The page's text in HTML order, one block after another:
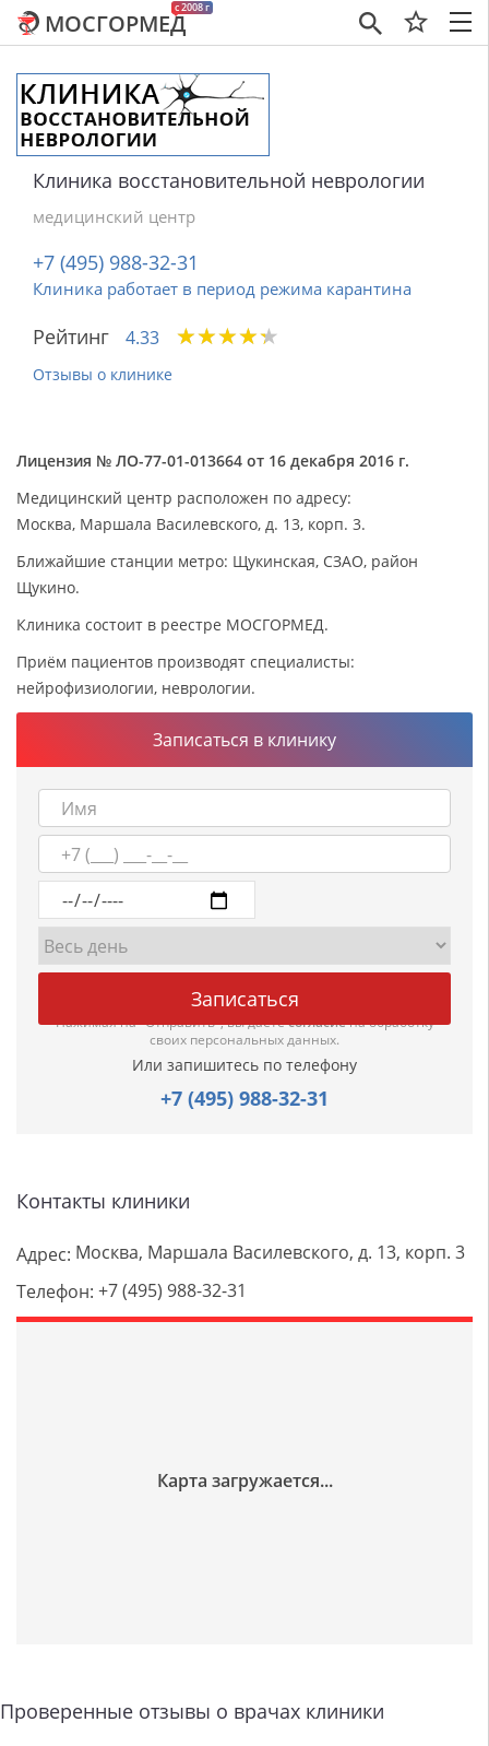
×
c 2008 г
МОСГОРМЕД
Клиника восстановительной неврологии
медицинский центр
+7 (495) 988-32-31
Клиника работает в период режима карантина
Рейтинг 4.33 ★★★★★
★★★★★
Отзывы о клинике
Лицензия № ЛО-77-01-013664 от 16 декабря 2016 г.
Медицинский центр расположен по адресу:
Москва, Маршала Василевского, д. 13, корп. 3.
Ближайшие станции метро: Щукинская, СЗАО, район
Щукино.
Клиника состоит в реестре МОСГОРМЕД.
Приём пациентов производят специалисты:
нейрофизиологии, неврологии.
Записаться в клинику
Нажимая на "Отправить", вы даетесогласиена обработку
своих персональных данных.
Или запишитесь по телефону
+7 (495) 988-32-31
Контакты клиники
Адрес: Москва, Маршала Василевского, д. 13, корп. 3
Телефон: +7 (495) 988-32-31
Проверенные отзывы о врачах клиники